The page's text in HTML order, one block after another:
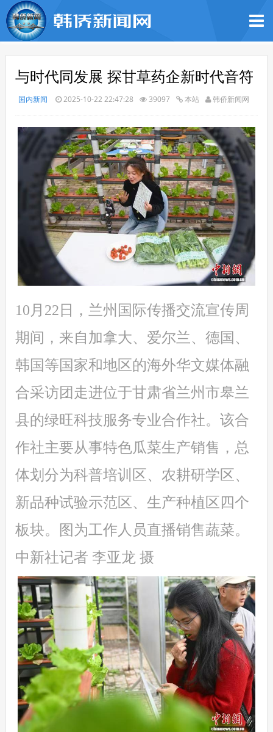
与时代同发展 探甘草药企新时代音符
国内新闻 2025-10-22 22:47:28 39097 本站 韩侨新闻网
10月22日，兰州国际传播交流宣传周
期间，来自加拿大、爱尔兰、德国、
韩国等国家和地区的海外华文媒体融
合采访团走进位于甘肃省兰州市皋兰
县的绿旺科技服务专业合作社。该合
作社主要从事特色瓜菜生产销售，总
体划分为科普培训区、农耕研学区、
新品种试验示范区、生产种植区四个
板块。图为工作人员直播销售蔬菜。
中新社记者 李亚龙 摄